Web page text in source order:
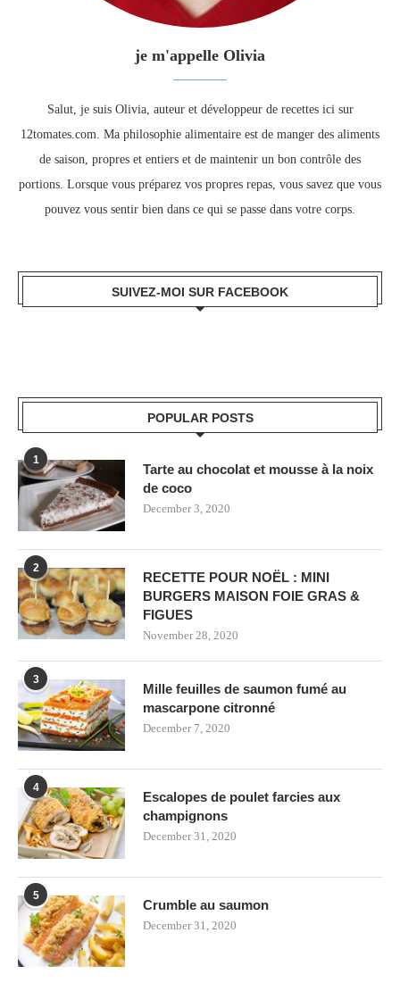
je m'appelle Olivia
Salut, je suis Olivia, auteur et développeur de recettes ici sur
12tomates.com. Ma philosophie alimentaire est de manger des aliments
de saison, propres et entiers et de maintenir un bon contrôle des
portions. Lorsque vous préparez vos propres repas, vous savez que vous
pouvez vous sentir bien dans ce qui se passe dans votre corps.
SUIVEZ-MOI SUR FACEBOOK
POPULAR POSTS
1
Tarte au chocolat et mousse à la noix
de coco
December 3, 2020
2
RECETTE POUR NOËL : MINI
BURGERS MAISON FOIE GRAS &
FIGUES
November 28, 2020
3
Mille feuilles de saumon fumé au
mascarpone citronné
December 7, 2020
4
Escalopes de poulet farcies aux
champignons
December 31, 2020
5
Crumble au saumon
December 31, 2020